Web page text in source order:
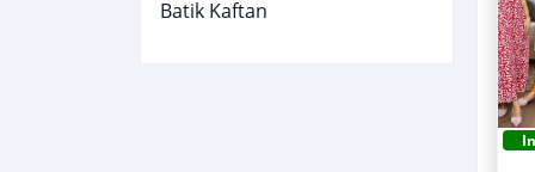
Batik Kaftan